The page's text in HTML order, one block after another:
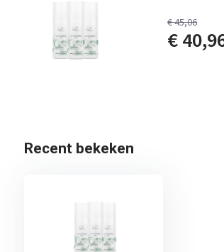
€ 45,06
€
Recent bekeken